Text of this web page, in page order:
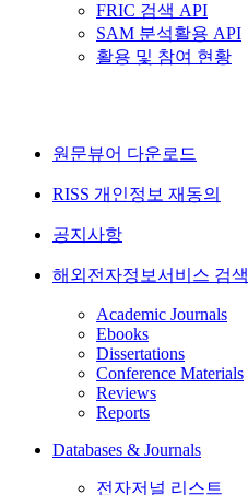
FRIC 검색 API
SAM 분석활용 API
활용 및 참여 현황
원문뷰어 다운로드
RISS 개인정보 재동의
공지사항
해외전자정보서비스 검색
Academic Journals
Ebooks
Dissertations
Conference Materials
Reviews
Reports
Databases & Journals
전자저널 리스트